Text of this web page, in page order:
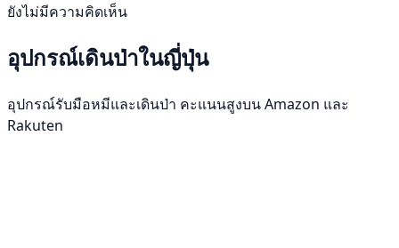
ยังไม่มีความคิดเห็น
อุปกรณ์เดินป่าในญี่ปุ่น
อุปกรณ์รับมือหมีและเดินป่า คะแนนสูงบน Amazon และ
Rakuten